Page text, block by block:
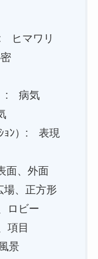
ヒマワリ
: 病気
ｮﾝ）: 表現
、外面
、正方形
ロビー
項目
景